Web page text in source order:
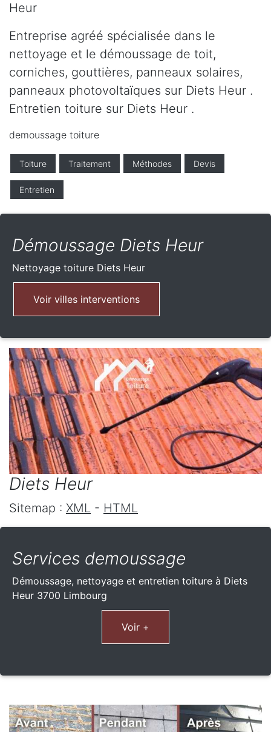
Heur
Entreprise agréé spécialisée dans le
nettoyage et le démoussage de toit,
corniches, gouttières, panneaux solaires,
panneaux photovoltaïques sur Diets Heur .
Entretien toiture sur Diets Heur .
demoussage toiture
Toiture Traitement Méthodes Devis
Entretien
Démoussage Diets Heur
Nettoyage toiture Diets Heur
Voir villes interventions
Diets Heur
Sitemap : XML - HTML
Services demoussage
Démoussage, nettoyage et entretien toiture à Diets
Heur 3700 Limbourg
Voir +